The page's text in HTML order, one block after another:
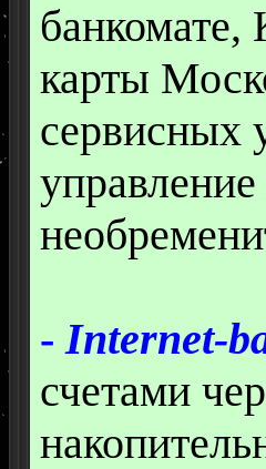
карты
сервисных
-Internet-
счетами